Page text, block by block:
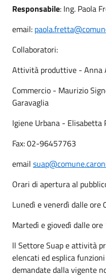
Responsabile: Ing. Paola
email:
Collaboratori:
Attività produttive - Anna
Commercio - Maurizio
Garavaglia
Igiene Urbana -
Fax: 02-96457763
email
Orari di apertura al
Lunedì e venerdì dalle ore
Martedì e giovedì dalle
ll Settore Suap e attività
elencati ed esplica
demandate dalla vigente